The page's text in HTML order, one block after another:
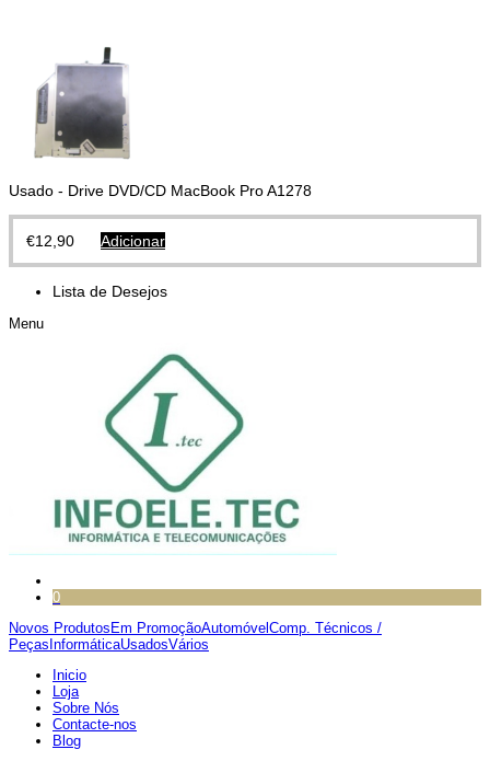
Usado - Drive DVD/CD MacBook Pro A1278
€12,90 Adicionar
Lista de Desejos
Menu
0
Novos Produtos Em PromoçãoAutomóvel Comp. Técnicos /
Peças InformáticaUsadosVários
Inicio
Loja
Sobre Nós
Contacte-nos
Blog